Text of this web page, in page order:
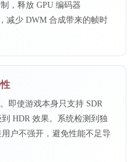
，释放 GPU 编码器
少 DWM 合成带来的帧时
即使游戏本身只支持 SDR
HDR 效果。系统检测到独
户不强开，避免性能不足导